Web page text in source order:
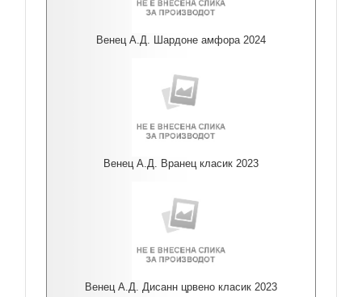
Венец А.Д. Шардоне амфора 2024
Венец А.Д. Вранец класик 2023
Венец А.Д. Дисанн црвено класик 2023